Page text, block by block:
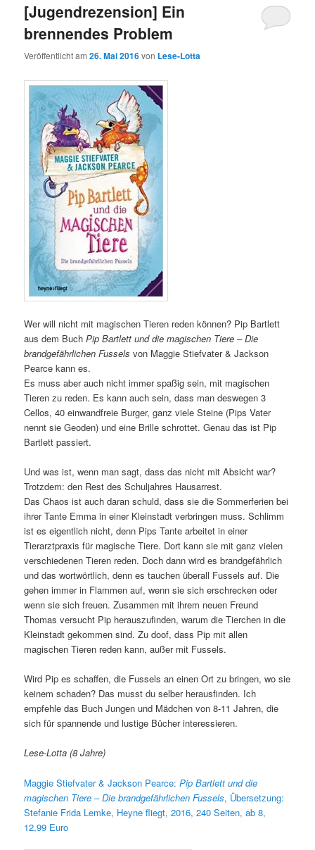
[Jugendrezension] Ein
brennendes Problem
Veröffentlicht am26. Mai 2016von Lese-Lotta
Wer will nicht mit magischen Tieren reden können? Pip Bartlett
aus dem BuchPip Bartlett und die magischen Tiere – Die
brandgefährlichen Fusselsvon Maggie Stiefvater & Jackson
Pearce kann es.
Es muss aber auch nicht immer spaßig sein, mit magischen
Tieren zu reden. Es kann auch sein, dass man deswegen 3
Cellos, 40 einwandfreie Burger, ganz viele Steine (Pips Vater
nennt sie Geoden) und eine Brille schrottet. Genau das ist Pip
Bartlett passiert.
Und was ist, wenn man sagt, dass das nicht mit Absicht war?
Trotzdem: den Rest des Schuljahres Hausarrest.
Das Chaos ist auch daran schuld, dass sie die Sommerferien bei
ihrer Tante Emma in einer Kleinstadt verbringen muss. Schlimm
ist es eigentlich nicht, denn Pips Tante arbeitet in einer
Tierarztpraxis für magische Tiere. Dort kann sie mit ganz vielen
verschiedenen Tieren reden. Doch dann wird es brandgefährlich
und das wortwörtlich, denn es tauchen überall Fussels auf. Die
gehen immer in Flammen auf, wenn sie sich erschrecken oder
wenn sie sich freuen. Zusammen mit ihrem neuen Freund
Thomas versucht Pip herauszufinden, warum die Tierchen in die
Kleinstadt gekommen sind. Zu doof, dass Pip mit allen
magischen Tieren reden kann, außer mit Fussels.
Wird Pip es schaffen, die Fussels an einen Ort zu bringen, wo sie
keinem schaden? Das musst du selber herausfinden. Ich
empfehle das Buch Jungen und Mädchen von 8-11 Jahren, die
sich für spannende und lustige Bücher interessieren.
Lese-Lotta (8 Jahre)
Maggie Stiefvater & Jackson Pearce:Pip Bartlett und die
magischen Tiere – Die brandgefährlichen Fussels, Übersetzung:
Stefanie Frida Lemke, Heyne fliegt, 2016, 240 Seiten, ab 8,
12,99 Euro